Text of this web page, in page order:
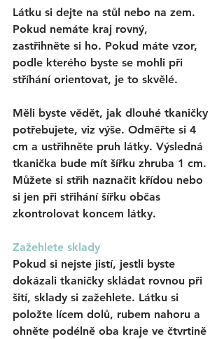
Látku si dejte na stůl nebo na zem.
Pokud nemáte kraj rovný,
zastřihněte si ho. Pokud máte vzor,
podle kterého byste se mohli při
stříhání orientovat, je to skvělé.
Měli byste vědět, jak dlouhé tkaničky
potřebujete, viz výše. Odměřte si 4
cm a ustřihněte pruh látky. Výsledná
tkanička bude mít šířku zhruba 1 cm.
Můžete si střih naznačit křídou nebo
si jen při střihání šířku občas
zkontrolovat koncem látky.
Zažehlete sklady
Pokud si nejste jistí, jestli byste
dokázali tkaničky skládat rovnou při
šití, sklady si zažehlete. Látku si
položte lícem dolů, rubem nahoru a
ohněte podélně oba kraje ve čtvrtině